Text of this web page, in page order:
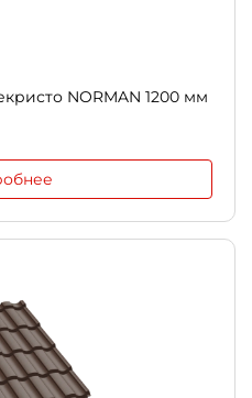
NORMAN 1200 мм